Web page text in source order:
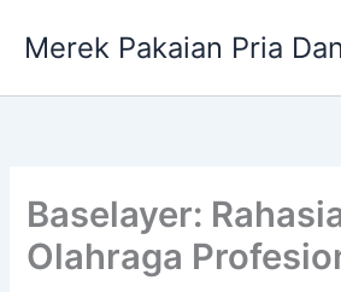
Merek Pakaian Pria
Baselayer:
Olahraga